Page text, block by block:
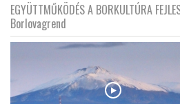
EGYÜTTMŰKÖDÉS A BORKULTÚRA
Borlovagrend